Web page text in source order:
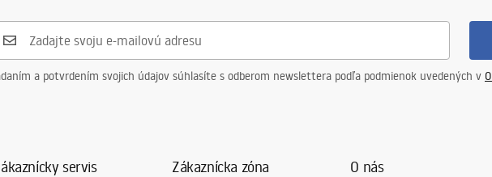
a potvrdením svojich údajov súhlasíte s odberom newslettera podľa podmienok uvedených v
servis Zákaznícka zóna O nás